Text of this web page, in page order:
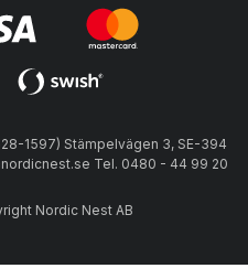
1597) Stämpelvägen 3, SE-394
Tel. 0480 - 44 99 20
Nordic Nest AB